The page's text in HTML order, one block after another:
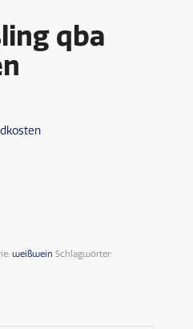
qba
weißwein Schlagwörter: